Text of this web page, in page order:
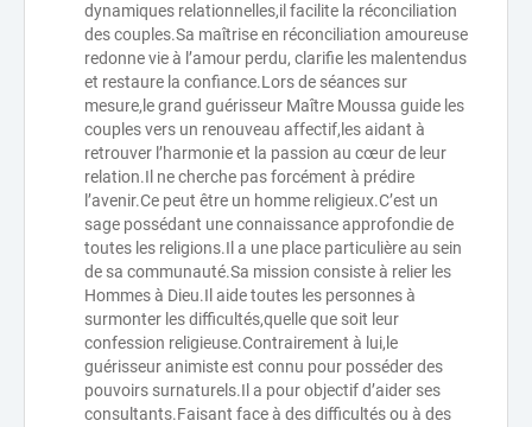
dynamiques relationnelles,il facilite la réconciliation
des couples.Sa maîtrise en réconciliation amoureuse
redonne vie à l’amour perdu, clarifie les malentendus
et restaure la confiance.Lors de séances sur
mesure,le grand guérisseur Maître Moussa guide les
couples vers un renouveau affectif,les aidant à
retrouver l’harmonie et la passion au cœur de leur
relation.Il ne cherche pas forcément à prédire
l’avenir.Ce peut être un homme religieux.C’est un
sage possédant une connaissance approfondie de
toutes les religions.Il a une place particulière au sein
de sa communauté.Sa mission consiste à relier les
Hommes à Dieu.Il aide toutes les personnes à
surmonter les difficultés,quelle que soit leur
confession religieuse.Contrairement à lui,le
guérisseur animiste est connu pour posséder des
pouvoirs surnaturels.Il a pour objectif d’aider ses
consultants.Faisant face à des difficultés ou à des